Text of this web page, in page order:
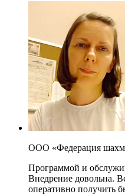
ООО «Федерация
Программой и
Внедрение довольна.
оперативно получить